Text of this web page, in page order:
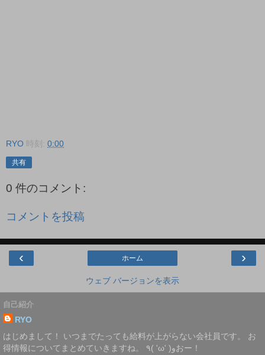
RYO 時刻: 0:00
共有
0 件のコメント:
コメントを投稿
‹ ›
ホーム
ウェブ バージョンを表示
自己紹介
RYO
はじめまして！ いつまでたっても給料が上がらない会社員です。 お
得情報についてまとめていきますね。 ٩( 'ω' )وおー！